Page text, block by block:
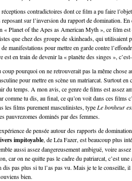
réceptions contradictoires dont ce film a pu faire
reposant sur l’inversion du rapport de domination.
« Planet of the Apes as American Myth », ce film est
que chez des groupe de skinheads, qui utilisaient
manifestations pour mettre en garde contre
est en train de devenir la « planète des singes »,
coup pourquoi on ne retrouverait pas la même chose
pour mettre en scène un matriarcat. Surtout en
du temps. A mon avis, ce genre de films est assez
comme tu dis, au final, ce qu’on voit dans ces films
les films purement masculinistes, type Le bonheur
pauvrezomes dominés par des femmes.
de pensée autour des rapports de
impitoyable, de Léa Fazer, est beaucoup plus
aussi assez dangereusement ambiguë, voire
car on ne quitte pas le cadre du patriarcat, c’est
dis pas plus si tu l’as pas vu. Mais je te le conseille,
bien.